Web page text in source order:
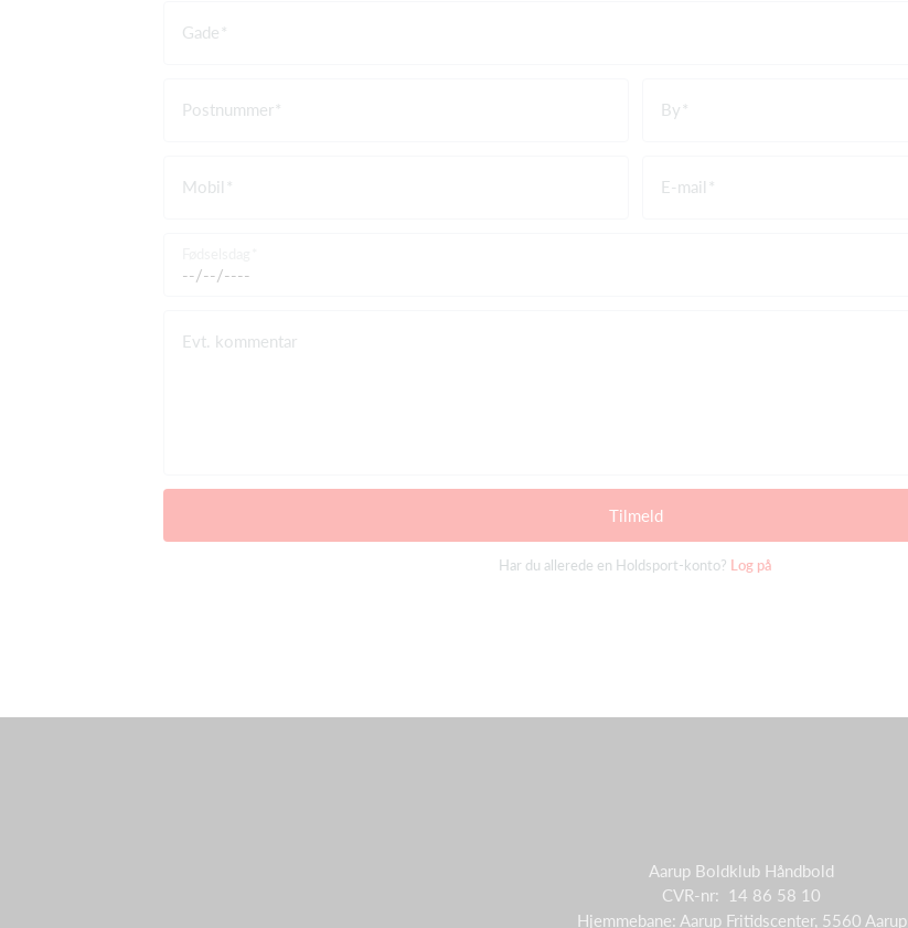
Gade
Postnummer By
Mobil E-mail
Evt. kommentar
Tilmeld
Har du allerede en Holdsport-konto? Log på
Aarup Boldklub Håndbold
CVR-nr: 14 86 58 10
Hjemmebane: Aarup Fritidscenter, 5560 Aarup